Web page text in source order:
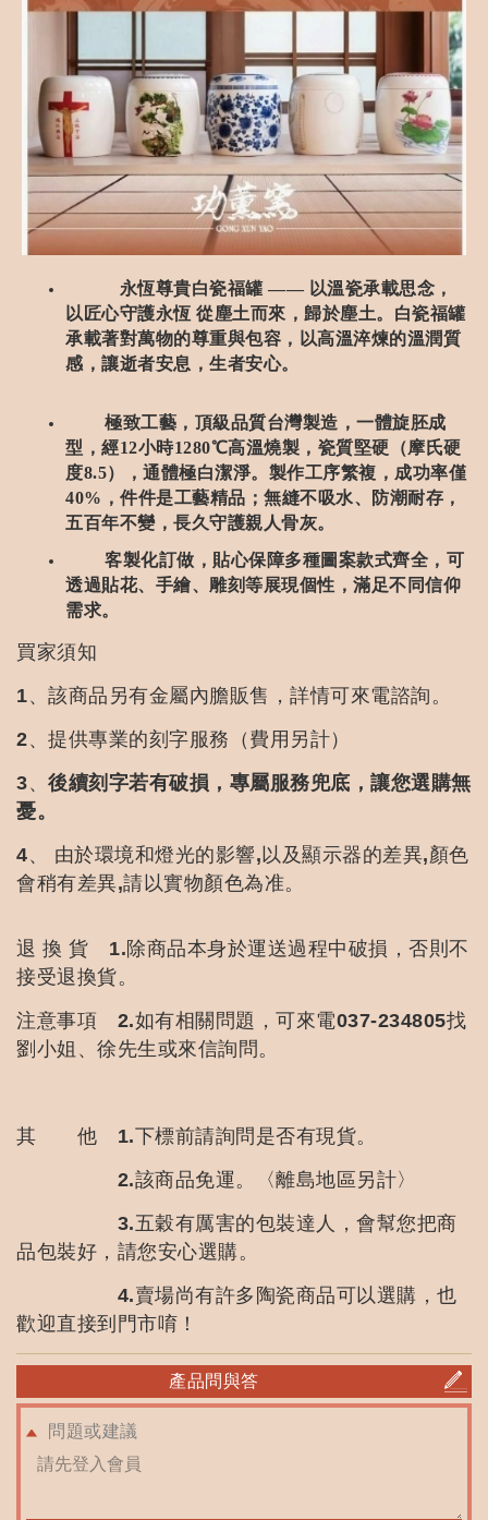
永恆尊貴白瓷福罐 —— 以溫瓷承載思念，
以匠心守護永恆 從塵土而來，歸於塵土。白瓷福罐
承載著對萬物的尊重與包容，以高溫淬煉的溫潤質
感，讓逝者安息，生者安心。
極致工藝，頂級品質台灣製造，一體旋胚成
型，經12小時1280℃高溫燒製，瓷質堅硬（摩氏硬
度8.5），通體極白潔淨。製作工序繁複，成功率僅
40%，件件是工藝精品；無縫不吸水、防潮耐存，
五百年不變，長久守護親人骨灰。
客製化訂做，貼心保障多種圖案款式齊全，可
透過貼花、手繪、雕刻等展現個性，滿足不同信仰
需求。
買家須知
1、該商品另有金屬內膽販售，詳情可來電諮詢。
2、提供專業的刻字服務（費用另計）
3、 後續刻字若有破損，專屬服務兜底，讓您選購無
憂。
4、
由於環境和燈光的影響,以及顯示器的差異,顏色
會稍有差異,請以實物顏色為准。
退 換 貨 1.除商品本身於運送過程中破損，否則不
接受退換貨。
注意事項 2.如有相關問題，可來電037-234805找
劉小姐、徐先生或來信詢問。
其 他 1.下標前請詢問是否有現貨。
2.該商品免運。〈離島地區另計〉
3.五穀有厲害的包裝達人，會幫您把商
品包裝好，請您安心選購。
4.賣場尚有許多陶瓷商品可以選購，也
歡迎直接到門市唷！
產品問與答
問題或建議